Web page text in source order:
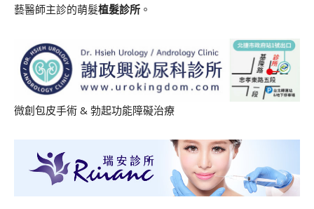
藝醫師主診的萌髮植髮診所 。
微創包皮手術 & 勃起功能障礙治療